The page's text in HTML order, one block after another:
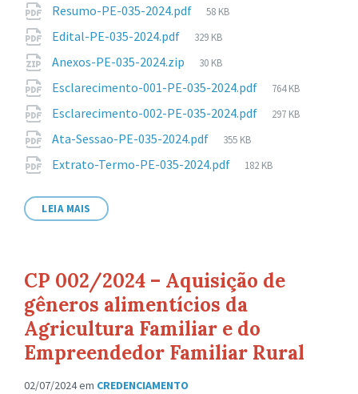
Anexos
Resumo-PE-035-2024.pdf
Tamanho
arquivo:
58 KB
Edital-PE-035-2024.pdf
Tamanho
arquivo:
329 KB
Anexos-PE-035-2024.zip
Tamanho
arquivo:
30 KB
Esclarecimento-001-PE-035-2024.pdf
Tamanho
arquivo:
764 KB
Esclarecimento-002-PE-035-2024.pdf
Tamanho
297 KB
Ata-Sessao-PE-035-2024.pdf
Tamanho
arquivo:
355 KB
Extrato-Termo-PE-035-2024.pdf
Tamanho
182 KB
LEIA MAIS
CP 002/2024 – Aquisição de
gêneros alimentícios da
Agricultura Familiar e do
Empreendedor Familiar Rural
02/07/2024em CREDENCIAMENTO